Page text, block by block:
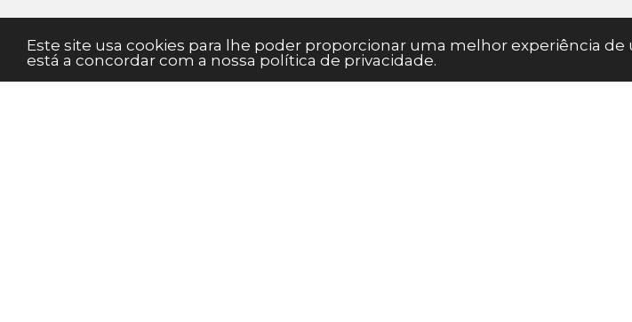
Este site usa cookies para lhe poder proporcionar uma melhor experiência
está a concordar com a nossa política de privacidade.